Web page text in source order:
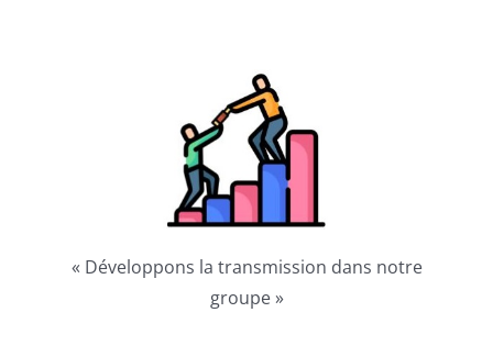
« Développons la transmission dans notre
groupe »